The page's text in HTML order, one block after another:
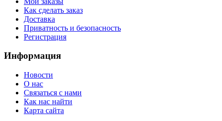
Как сделать заказ
Доставка
Приватность и безопасность
Регистрация
Информация
Новости
О нас
Связаться с нами
Как нас найти
Карта сайта